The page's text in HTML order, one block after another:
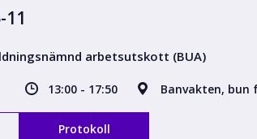
11
arbetsutskott (BUA)
13:00 - 17:50 Banvakten, bun
Protokoll